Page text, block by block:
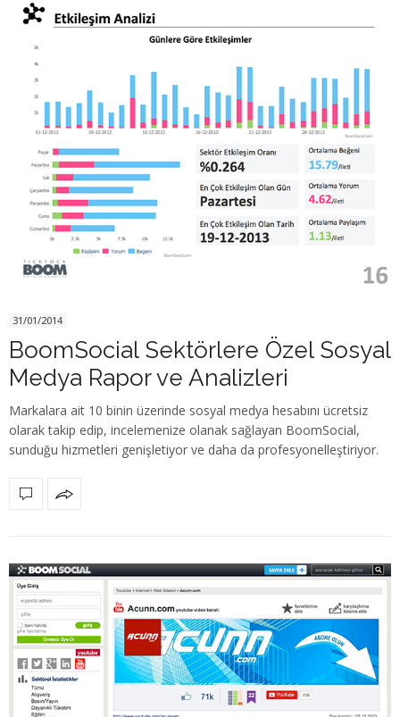
31/01/2014
BoomSocial Sektörlere Özel Sosyal
Medya Rapor ve Analizleri
Markalara ait 10 binin üzerinde sosyal medya hesabını ücretsiz
olarak takip edip, incelemenize olanak sağlayan BoomSocial,
sunduğu hizmetleri genişletiyor ve daha da profesyonelleştiriyor.